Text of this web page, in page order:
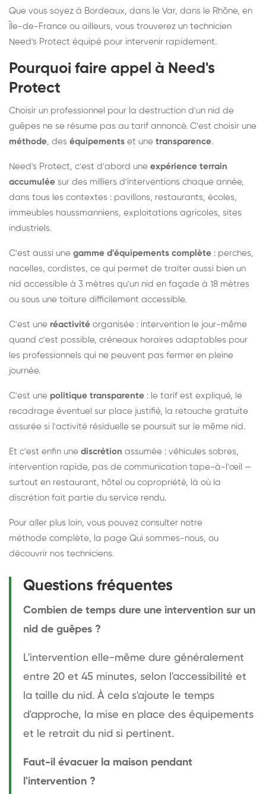
Que vous soyez à Bordeaux, dans le Var, dans le Rhône, en
Île-de-France ou ailleurs, vous trouverez un technicien
Need's Protect équipé pour intervenir rapidement.
Pourquoi faire appel à Need's
Protect
Choisir un professionnel pour la destruction d'un nid de
guêpes ne se résume pas au tarif annoncé. C'est choisir une
méthode, des équipements et une transparence.
Need's Protect, c'est d'abord une expérience terrain
accumulée sur des milliers d'interventions chaque année,
dans tous les contextes : pavillons, restaurants, écoles,
immeubles haussmanniens, exploitations agricoles, sites
industriels.
C'est aussi une gamme d'équipements complète : perches,
nacelles, cordistes, ce qui permet de traiter aussi bien un
nid accessible à 3 mètres qu'un nid en façade à 18 mètres
ou sous une toiture difficilement accessible.
C'est une réactivité organisée : intervention le jour-même
quand c'est possible, créneaux horaires adaptables pour
les professionnels qui ne peuvent pas fermer en pleine
journée.
C'est une politique transparente : le tarif est expliqué, le
recadrage éventuel sur place justifié, la retouche gratuite
assurée si l'activité résiduelle se poursuit sur le même nid.
Et c'est enfin une discrétion assumée : véhicules sobres,
intervention rapide, pas de communication tape-à-l'œil —
surtout en restaurant, hôtel ou copropriété, là où la
discrétion fait partie du service rendu.
Pour aller plus loin, vous pouvez consulter notre
méthode complète, la page Qui sommes-nous, ou
découvrir nos techniciens.
Questions fréquentes
Combien de temps dure une intervention sur un
nid de guêpes ?
L'intervention elle-même dure généralement
entre 20 et 45 minutes, selon l'accessibilité et
la taille du nid. À cela s'ajoute le temps
d'approche, la mise en place des équipements
et le retrait du nid si pertinent.
Faut-il évacuer la maison pendant
l'intervention ?